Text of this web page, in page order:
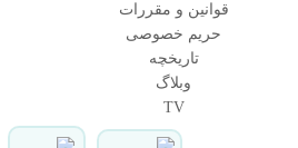
تماس تلفنی با کارشناس
09031094646
90000262
021-88954192
قوانین و مقررات
حریم خصوصی
تاریخچه
وبلاگ
TV